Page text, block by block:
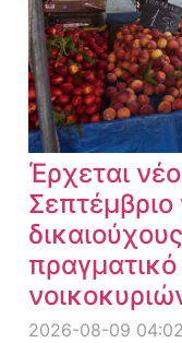
Έρχεται
2026-08-09